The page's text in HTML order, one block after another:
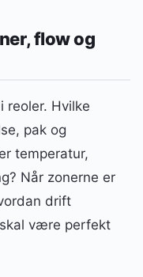
flow og
Hvilke
pak og
temperatur,
Når zonerne er
drift
være perfekt